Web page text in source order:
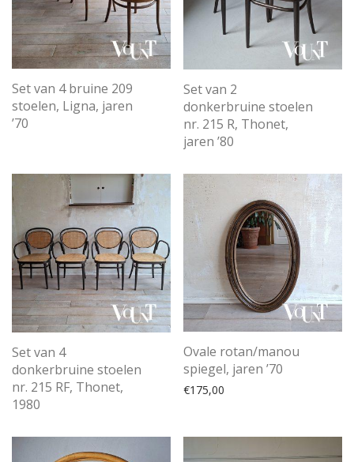
Set van 4 bruine 209
stoelen, Ligna, jaren
’70
Set van 2
donkerbruine stoelen
nr. 215 R, Thonet,
jaren ’80
Set van 4
donkerbruine stoelen
nr. 215 RF, Thonet,
1980
Ovale rotan/manou
spiegel, jaren ’70
€175,00